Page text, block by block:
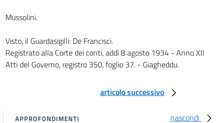
Sezione I
Del medico
provinciale
art. 24
Sezione II
Mussolini.
Visto, il Guardasigilli: De Francisci.
Registrato alla Corte dei conti, addì 8 agosto 1934 - Anno XII
Atti del Governo, registro 350, foglio 37. - Giagheddu.
articolo successivo
nascondi
APPROFONDIMENTI